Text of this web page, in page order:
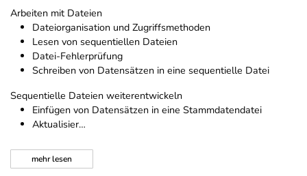
Arbeiten mit Dateien
Dateiorganisation und Zugriffsmethoden
Lesen von sequentiellen Dateien
Datei-Fehlerprüfung
Schreiben von Datensätzen in eine sequentielle Datei
Sequentielle Dateien weiterentwickeln
Einfügen von Datensätzen in eine Stammdatendatei
Aktualisier…
mehrlesen